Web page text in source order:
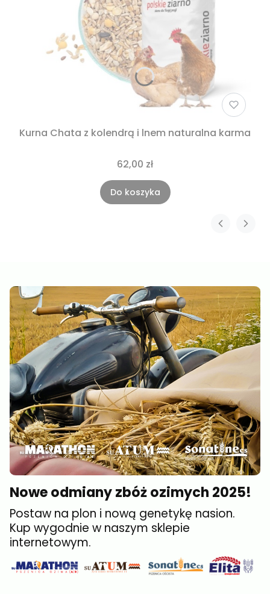
Kurna Chata z kolendrą i lnem naturalna karma
62,00 zł
Do koszyka
Nowe odmiany zbóż ozimych 2025!
Postaw na plon i nową genetykę nasion.
Kup wygodnie w naszym sklepie
internetowym.